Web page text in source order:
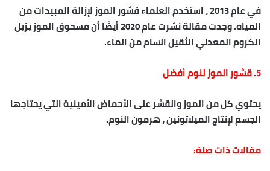
في عام 2013 ، استخدم العلماء قشور الموز لإزالة المبيدات من
المياه. وجدت مقالة نشرت عام 2020 أيضًا أن مسحوق الموز يزيل
الكروم المعدني الثقيل السام من الماء.
5. قشور الموز لنوم أفضل
يحتوي كل من الموز والقشر على الأحماض الأمينية التي يحتاجها
الجسم لإنتاج الميلاتونين ، هرمون النوم.
مقالات ذات صلة: